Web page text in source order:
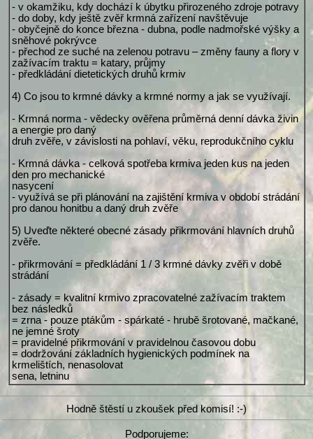
- v okamžiku, kdy dochází k úbytku přirozeného zdroje potravy
- do doby, kdy ještě zvěř krmná zařízení navštěvuje
- obyčejně do konce března - dubna, podle nadmořské výšky a
sněhové pokrývce
- přechod ze suché na zelenou potravu – změny fauny a flory v
zažívacím traktu = katary, průjmy
- předkládání dietetických druhů krmiv
4) Co jsou to krmné dávky a krmné normy a jak se využívají.
- Krmná norma - vědecky ověřena průměrná denní dávka živin
a energie pro daný
druh zvěře, v závislosti na pohlaví, věku, reprodukčního cyklu
- Krmná dávka - celková spotřeba krmiva jeden kus na jeden
den pro mechanické
nasycení
- využívá se při plánování na zajištění krmiva v období strádání
pro danou honitbu a daný druh zvěře
5) Uveďte některé obecné zásady přikrmování hlavních druhů
zvěře.
- přikrmování = předkládání 1 / 3 krmné dávky zvěři v době
strádání
- zásady = kvalitní krmivo zpracovatelné zažívacím traktem
bez následků
= zrna - pouze ptákům - spárkaté - hrubě šrotované, mačkané,
ne jemné šroty
= pravidelné přikrmování v pravidelnou časovou dobu
= dodržování základních hygienických podmínek na
krmelištích, nenasolovat
sena, letninu
Hodně štěstí u zkoušek před komisí! :-)
Podporujeme: